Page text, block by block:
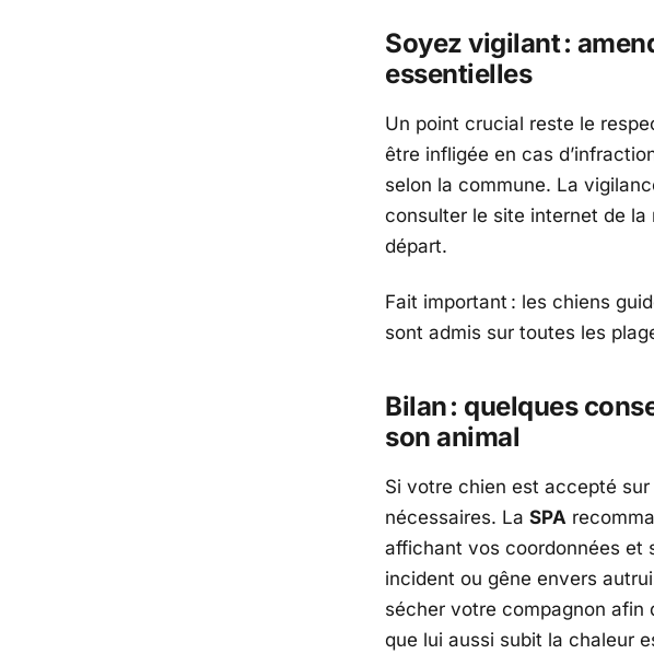
Soyez vigilant :
essentielles
Un point crucial reste le
être infligée en cas
selon la commune. La
consulter le site internet de la
départ.
Fait important : les chiens
sont admis sur toutes les
Bilan : quelques
son animal
Si votre chien est accepté
nécessaires. La SPA
affichant vos coordonnées et
incident ou gêne envers
sécher votre compagnon afin
que lui aussi subit la chaleur